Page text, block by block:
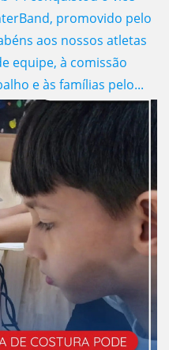
promovido pelo
aos nossos atletas
equipe, à comissão
e às famílias pelo...